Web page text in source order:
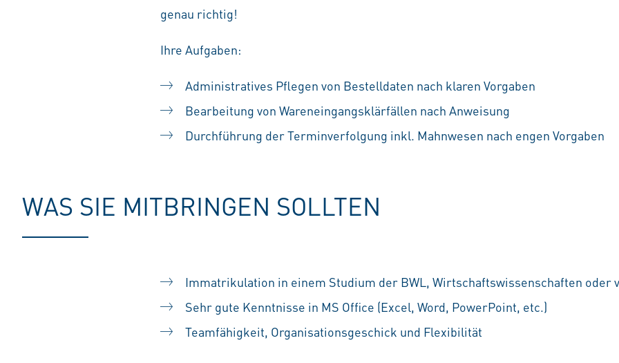
genau richtig!
Ihre Aufgaben:
Administratives Pflegen von Bestelldaten nach klaren Vorgaben
Bearbeitung von Wareneingangsklärfällen nach Anweisung
Durchführung der Terminverfolgung inkl. Mahnwesen nach engen Vorgaben
WAS SIE MITBRINGEN SOLLTEN
Immatrikulation in einem Studium der BWL, Wirtschaftswissenschaften oder
Sehr gute Kenntnisse in MS Office (Excel, Word, PowerPoint, etc.)
Teamfähigkeit, Organisationsgeschick und Flexibilität